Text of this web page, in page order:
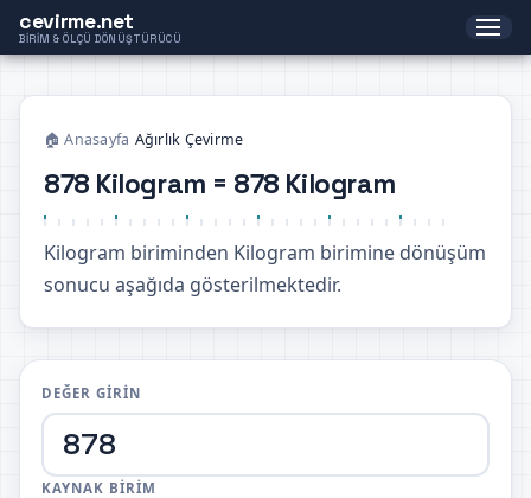
cevirme.net
BIRIM & ÖLÇÜ DÖNÜŞTÜRÜCÜ
🏠 Anasayfa Ağırlık Çevirme
878 Kilogram = 878 Kilogram
Kilogram biriminden Kilogram birimine dönüşüm
sonucu aşağıda gösterilmektedir.
DEĞER GIRIN
KAYNAK BIRIM